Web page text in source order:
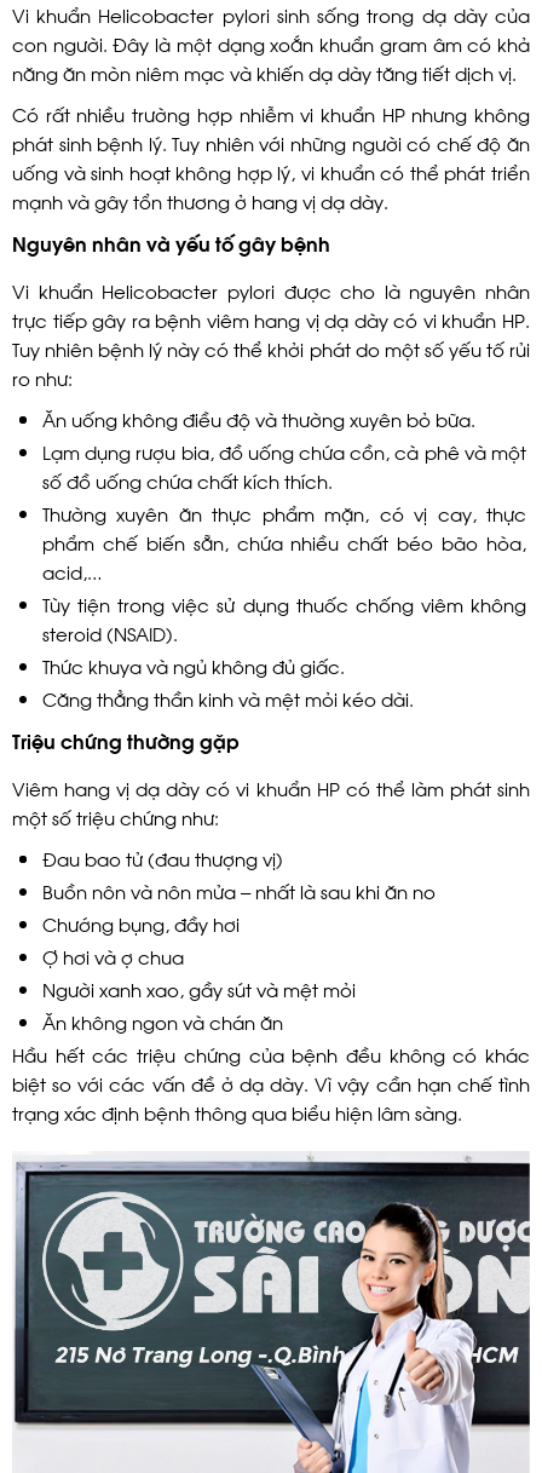
Vi khuẩn Helicobacter pylori sinh sống trong dạ dày của
con người. Đây là một dạng xoắn khuẩn gram âm có khả
năng ăn mòn niêm mạc và khiến dạ dày tăng tiết dịch vị.
Có rất nhiều trường hợp nhiễm vi khuẩn HP nhưng không
phát sinh bệnh lý. Tuy nhiên với những người có chế độ ăn
uống và sinh hoạt không hợp lý, vi khuẩn có thể phát triển
mạnh và gây tổn thương ở hang vị dạ dày.
Nguyên nhân và yếu tố gây bệnh
Vi khuẩn Helicobacter pylori được cho là nguyên nhân
trực tiếp gây ra bệnh viêm hang vị dạ dày có vi khuẩn HP.
Tuy nhiên bệnh lý này có thể khởi phát do một số yếu tố rủi
ro như:
Ăn uống không điều độ và thường xuyên bỏ bữa.
Lạm dụng rượu bia, đồ uống chứa cồn, cà phê và một
số đồ uống chứa chất kích thích.
Thường xuyên ăn thực phẩm mặn, có vị cay, thực
phẩm chế biến sẵn, chứa nhiều chất béo bão hòa,
acid,…
Tùy tiện trong việc sử dụng thuốc chống viêm không
steroid (NSAID).
Thức khuya và ngủ không đủ giấc.
Căng thẳng thần kinh và mệt mỏi kéo dài.
Triệu chứng thường gặp
Viêm hang vị dạ dày có vi khuẩn HP có thể làm phát sinh
một số triệu chứng như:
Đau bao tử (đau thượng vị)
Buồn nôn và nôn mửa – nhất là sau khi ăn no
Chướng bụng, đầy hơi
Ợ hơi và ợ chua
Người xanh xao, gầy sút và mệt mỏi
Ăn không ngon và chán ăn
Hầu hết các triệu chứng của bệnh đều không có khác
biệt so với các vấn đề ở dạ dày. Vì vậy cần hạn chế tình
trạng xác định bệnh thông qua biểu hiện lâm sàng.